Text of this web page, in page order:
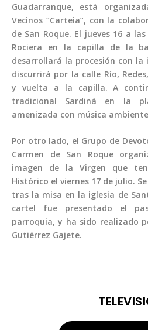
Guadarranque, está
Vecinos “Carteia”, con la
de San Roque. El jueves 16 a
Rociera en la capilla de la
desarrollará la procesión con la
discurrirá por la calle Río,
y vuelta a la capilla. A
tradicional Sardiná en la
amenizada con música
Por otro lado, el Grupo de
Carmen de San Roque
imagen de la Virgen que
Histórico el viernes 17 de julio.
tras la misa en la iglesia de
cartel fue presentado el
parroquia, y ha sido realizado
Gutiérrez Gajete.